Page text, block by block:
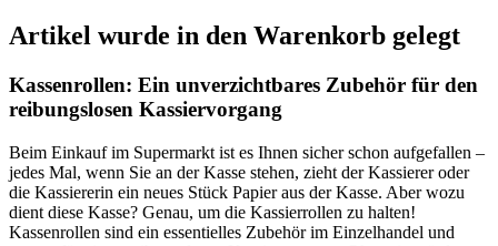
Artikel wurde in den Warenkorb gelegt
Kassenrollen: Ein unverzichtbares Zubehör für den
reibungslosen Kassiervorgang
Beim Einkauf im Supermarkt ist es Ihnen sicher schon aufgefallen –
jedes Mal, wenn Sie an der Kasse stehen, zieht der Kassierer oder
die Kassiererin ein neues Stück Papier aus der Kasse. Aber wozu
dient diese Kasse? Genau, um die Kassierrollen zu halten!
Kassenrollen sind ein essentielles Zubehör im Einzelhandel und